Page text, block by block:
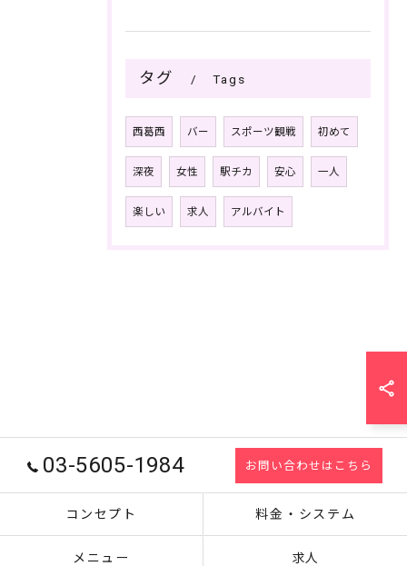
タグ Tags
西葛西 バー スポーツ観戦 初めて
深夜 女性 駅チカ 安心 一人
楽しい 求人 アルバイト
03-5605-1984 お問い合わせはこちら
コンセプト 料金・システム
メニュー 求人